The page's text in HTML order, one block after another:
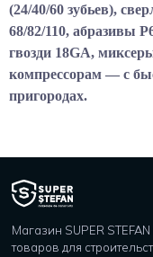
(24/40/60 зубьев),
68/82/110, абразивы
гвозди 18GA,
компрессорам — с
пригородах.
Магазин SUPER
товаров для